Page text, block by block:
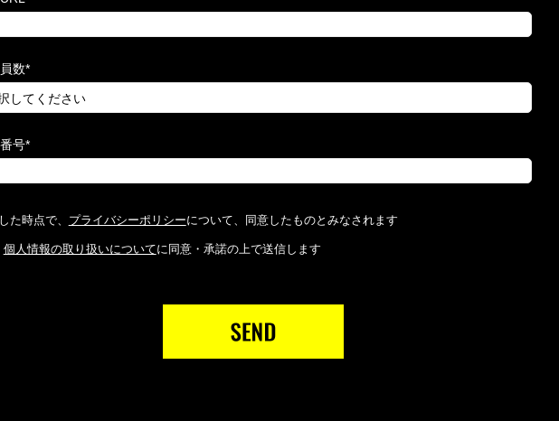
数*
号*
た時点で、 プライバシーポリシーについて、同意したものとみなされます
個人情報の取り扱いについてに同意・承諾の上で送信します